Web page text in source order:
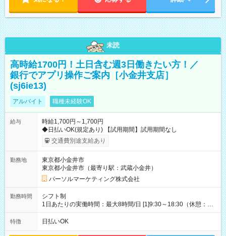
未読
高時給1700円！土日含む週3日働きたい方！／
銀行でアプリ操作ご案内［小金井支店］
(sj6ie13)
アルバイト 職種未経験OK
給与
時給1,700円～1,700円
◆日払いOK(規定あり) 【試用期間】試用期間なし
交通費別途支給あり
勤務地
東京都小金井市
東京都小金井市（最寄り駅：武蔵小金井）
パーソルマーケティング株式会社
勤務時間
シフト制
1日あたりの実働時間：最大8時間/日 [1]9:30～18:30（休憩：1
時間） [2]15:30～19:30（休憩：なし） ・平日のみ週3日 【土日
祝】9:30～18:30(実働8時間)【平日】15:30～19:30(実働4時間)
特徴 日払いOK